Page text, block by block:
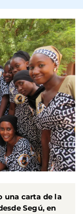
una carta de la
Segú, en